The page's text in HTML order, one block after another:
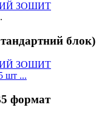
ЗОШИТ
блок)
ЗОШИТ
шт ...
формат